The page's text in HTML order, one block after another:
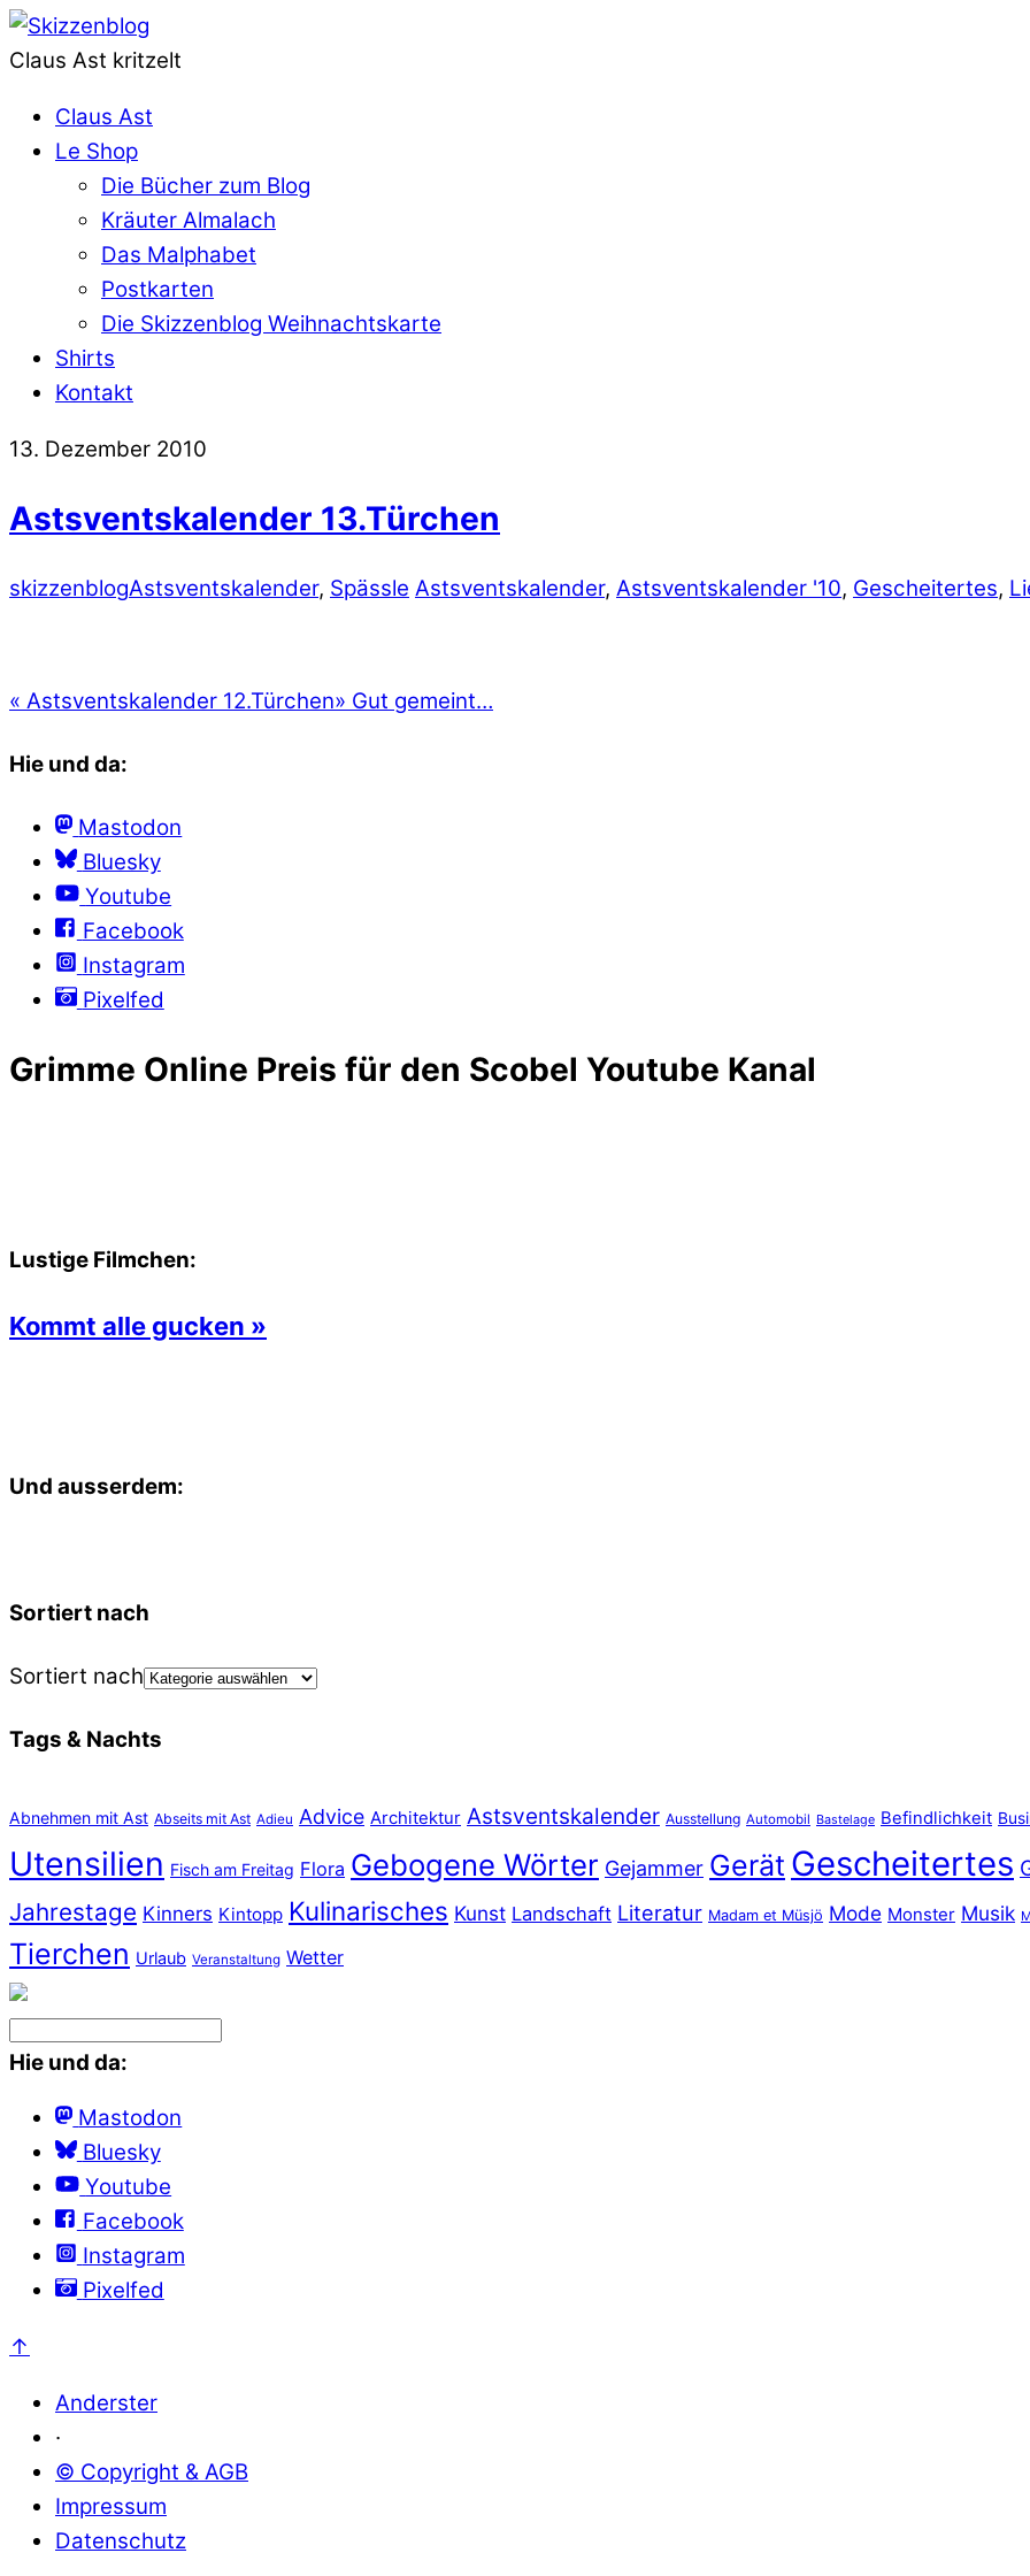
Claus Ast kritzelt
Claus Ast
Le Shop
Die Bücher zum Blog
Kräuter Almalach
Das Malphabet
Postkarten
Die Skizzenblog Weihnachtskarte
Shirts
Kontakt
13. Dezember 2010
Astsventskalender 13.Türchen
skizzenblogAstsventskalender, Spässle Astsventskalender, Astsventskalender '10, Gescheitertes,
« Astsventskalender 12.Türchen» Gut gemeint…
Hie und da:
Mastodon
Bluesky
Youtube
Facebook
Instagram
Pixelfed
Grimme Online Preis für den Scobel Youtube Kanal
Lustige Filmchen:
Kommt alle gucken »
Und ausserdem:
Sortiert nach
Sortiert nach
Tags & Nachts
Abnehmen mit Ast Abseits mit Ast Adieu Advice Architektur Astsventskalender Ausstellung Automobil Bastelage Befindlichkeit
Utensilien Fisch am Freitag Flora Gebogene Wörter Gejammer Gerät Gescheitertes
Jahrestage Kinners Kintopp Kulinarisches Kunst Landschaft Literatur Madam et Müsjö Mode Monster Musik
Tierchen Urlaub Veranstaltung Wetter
Hie und da:
Mastodon
Bluesky
Youtube
Facebook
Instagram
Pixelfed
↑
Anderster
·
© Copyright & AGB
Impressum
Datenschutz